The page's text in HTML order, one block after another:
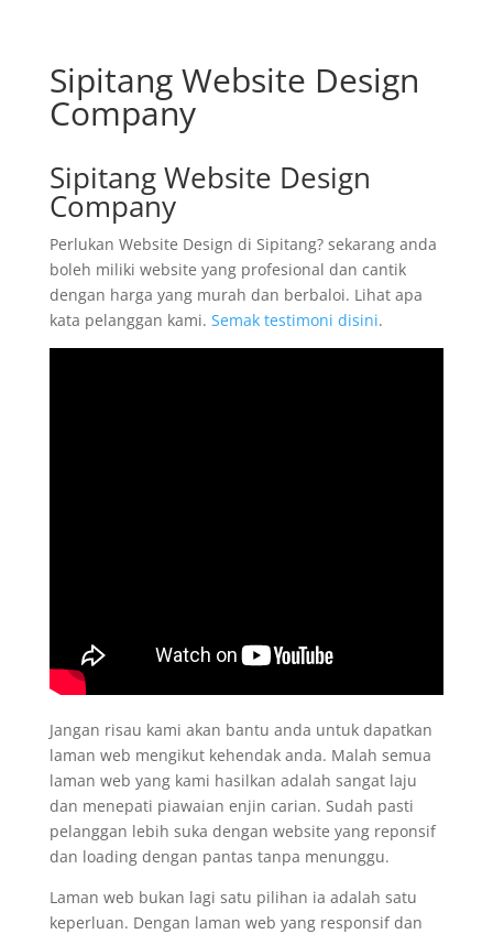
Sipitang Website Design
Company
Sipitang Website Design
Company
Perlukan Website Design di Sipitang? sekarang anda
boleh miliki website yang profesional dan cantik
dengan harga yang murah dan berbaloi. Lihat apa
kata pelanggan kami. Semak testimoni disini.
Jangan risau kami akan bantu anda untuk dapatkan
laman web mengikut kehendak anda. Malah semua
laman web yang kami hasilkan adalah sangat laju
dan menepati piawaian enjin carian. Sudah pasti
pelanggan lebih suka dengan website yang reponsif
dan loading dengan pantas tanpa menunggu.
Laman web bukan lagi satu pilihan ia adalah satu
keperluan. Dengan laman web yang responsif dan